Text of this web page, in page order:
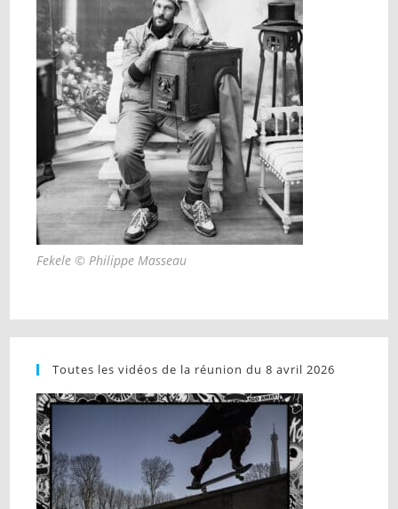
Fekele © Philippe Masseau
Toutes les vidéos de la réunion du 8 avril 2026